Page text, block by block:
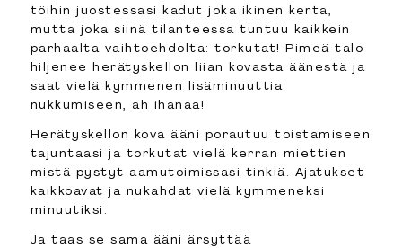
töihin juostessasi kadut joka ikinen kerta,
mutta joka siinä tilanteessa tuntuu kaikkein
parhaalta vaihtoehdolta: torkutat! Pimeä talo
hiljenee herätyskellon liian kovasta äänestä ja
saat vielä kymmenen lisäminuuttia
nukkumiseen, ah ihanaa!
Herätyskellon kova ääni porautuu toistamiseen
tajuntaasi ja torkutat vielä kerran miettien
mistä pystyt aamutoimissasi tinkiä. Ajatukset
kaikkoavat ja nukahdat vielä kymmeneksi
minuutiksi.
Ja taas se sama ääni ärsyttää